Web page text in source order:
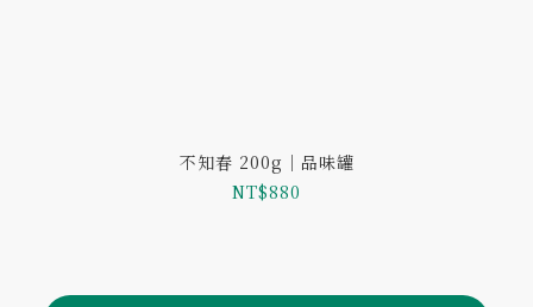
不知春 200g｜品味罐
NT$880